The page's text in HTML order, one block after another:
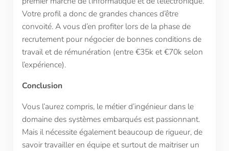
Votre profil a donc de grandes chances d’être
convoité. A vous d’en profiter lors de la phase de
recrutement pour négocier de bonnes conditions de
travail et de rémunération (entre €35k et €70k selon
l’expérience).
Conclusion
Vous l’aurez compris, le métier d’ingénieur dans le
domaine des systèmes embarqués est passionnant.
Mais il nécessite également beaucoup de rigueur, de
savoir travailler en équipe et surtout de maitriser un